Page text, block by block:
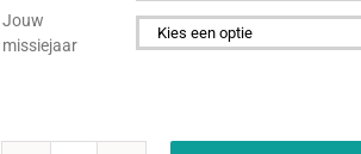

Jouw
missiejaar